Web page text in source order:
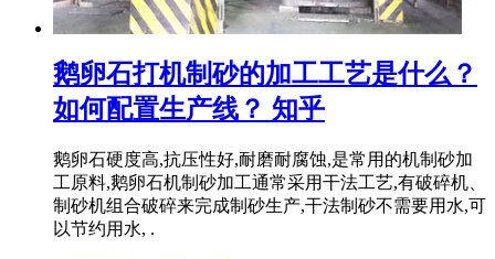
鹅卵石打机制砂的加工工艺是什么？
如何配置生产线？ 知乎
鹅卵石硬度高,抗压性好,耐磨耐腐蚀,是常用的机制砂加
工原料,鹅卵石机制砂加工通常采用干法工艺,有破碎机、
制砂机组合破碎来完成制砂生产,干法制砂不需要用水,可
以节约用水, .